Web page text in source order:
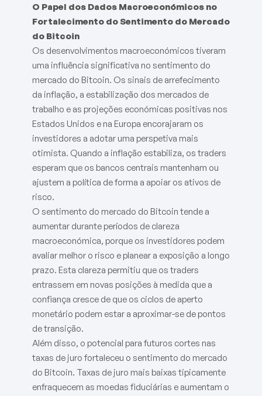
O Papel dos Dados Macroeconómicos no
Fortalecimento do Sentimento do Mercado
do Bitcoin
Os desenvolvimentos macroeconómicos tiveram
uma influência significativa no sentimento do
mercado do Bitcoin. Os sinais de arrefecimento
da inflação, a estabilização dos mercados de
trabalho e as projeções económicas positivas nos
Estados Unidos e na Europa encorajaram os
investidores a adotar uma perspetiva mais
otimista. Quando a inflação estabiliza, os traders
esperam que os bancos centrais mantenham ou
ajustem a política de forma a apoiar os ativos de
risco.
O sentimento do mercado do Bitcoin tende a
aumentar durante períodos de clareza
macroeconómica, porque os investidores podem
avaliar melhor o risco e planear a exposição a longo
prazo. Esta clareza permitiu que os traders
entrassem em novas posições à medida que a
confiança cresce de que os ciclos de aperto
monetário podem estar a aproximar-se de pontos
de transição.
Além disso, o potencial para futuros cortes nas
taxas de juro fortaleceu o sentimento do mercado
do Bitcoin. Taxas de juro mais baixas tipicamente
enfraquecem as moedas fiduciárias e aumentam o